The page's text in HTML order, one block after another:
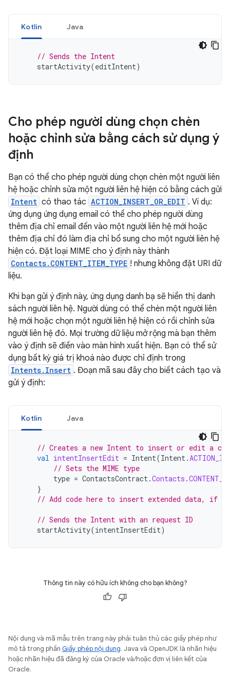
Kotlin Java
// Sends the Intent
startActivity(editIntent)
Cho phép người dùng chọn chèn
hoặc chỉnh sửa bằng cách sử dụng ý
định
Bạn có thể cho phép người dùng chọn chèn một người liên
hệ hoặc chỉnh sửa một người liên hệ hiện có bằng cách gửi
Intent có thao tác ACTION_INSERT_OR_EDIT . Ví dụ:
ứng dụng ứng dụng email có thể cho phép người dùng
thêm địa chỉ email đến vào một người liên hệ mới hoặc
thêm địa chỉ đó làm địa chỉ bổ sung cho một người liên hệ
hiện có. Đặt loại MIME cho ý định này thành
Contacts.CONTENT_ITEM_TYPE ! nhưng không đặt URI dữ
liệu.
Khi bạn gửi ý định này, ứng dụng danh bạ sẽ hiển thị danh
sách người liên hệ. Người dùng có thể chèn một người liên
hệ mới hoặc chọn một người liên hệ hiện có rồi chỉnh sửa
người liên hệ đó. Mọi trường dữ liệu mở rộng mà bạn thêm
vào ý định sẽ điền vào màn hình xuất hiện. Bạn có thể sử
dụng bất kỳ giá trị khoá nào được chỉ định trong
Intents.Insert . Đoạn mã sau đây cho biết cách tạo và
gửi ý định:
Kotlin Java
// Creates a new Intent to insert or edit a
val intentInsertEdit = Intent(Intent.
// Sets the MIME type
type = ContactsContract.Contacts .
}
// Add code here to insert extended data, if
// Sends the Intent with an request ID
startActivity(intentInsertEdit)
Thông tin này có hữu ích không cho bạn không?
Nội dung và mã mẫu trên trang này phải tuân thủ các giấy phép như
mô tả trong phần Giấy phép nội dung. Java và OpenJDK là nhãn hiệu
hoặc nhãn hiệu đã đăng ký của Oracle và/hoặc đơn vị liên kết của
Oracle.